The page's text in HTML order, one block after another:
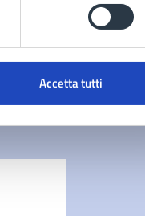
Accetta tutti